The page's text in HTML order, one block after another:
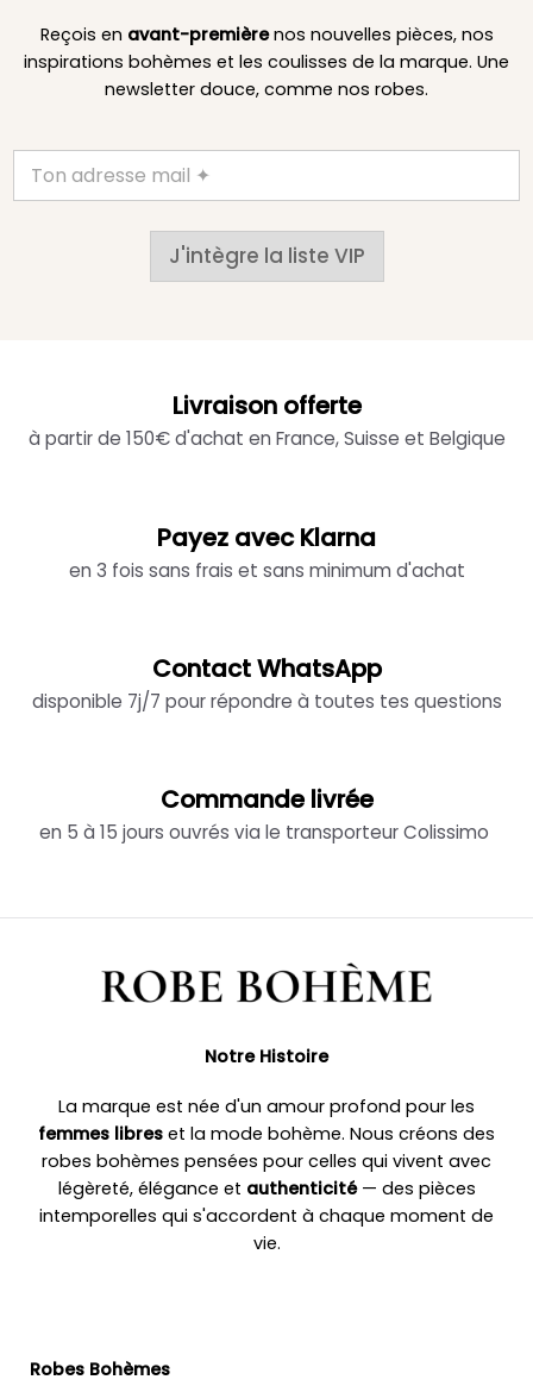
Reçois en avant-premièrenos nouvelles pièces, nos
inspirations bohèmes et les coulisses de la marque. Une
newsletter douce, comme nos robes.
J'intègre la liste VIP
Livraison offerte
à partir de 150€ d'achat en France, Suisse et Belgique
Payez avec Klarna
en 3 fois sans frais et sans minimum d'achat
Contact WhatsApp
disponible 7j/7 pour répondre à toutes tes questions
Commande livrée
en 5 à 15 jours ouvrés via le transporteur Colissimo
Notre Histoire
La marque est née d'un amour profond pour les
femmes libres et la mode bohème. Nous créons des
robes bohèmes pensées pour celles qui vivent avec
légèreté, élégance et authenticité— des pièces
intemporelles qui s'accordent à chaque moment de
vie.
Robes Bohèmes